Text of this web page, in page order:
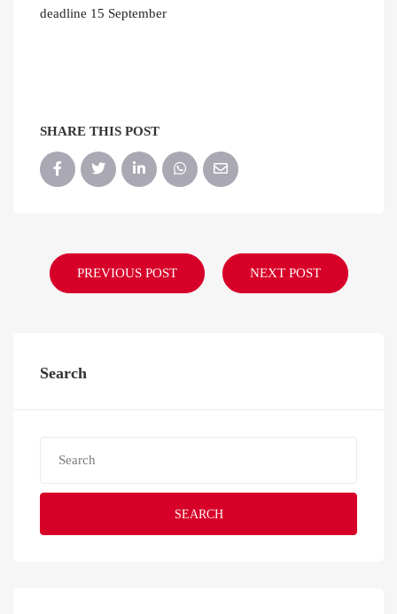
deadline 15 September
SHARE THIS POST
PREVIOUS POST NEXT POST
Search
SEARCH